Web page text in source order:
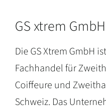
GS xtrem GmbH
Die GS Xtrem GmbH
Fachhandel für
Coiffeure und
Schweiz. Das